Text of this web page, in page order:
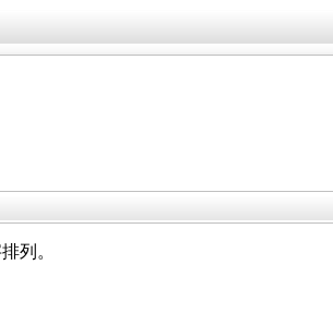
列。